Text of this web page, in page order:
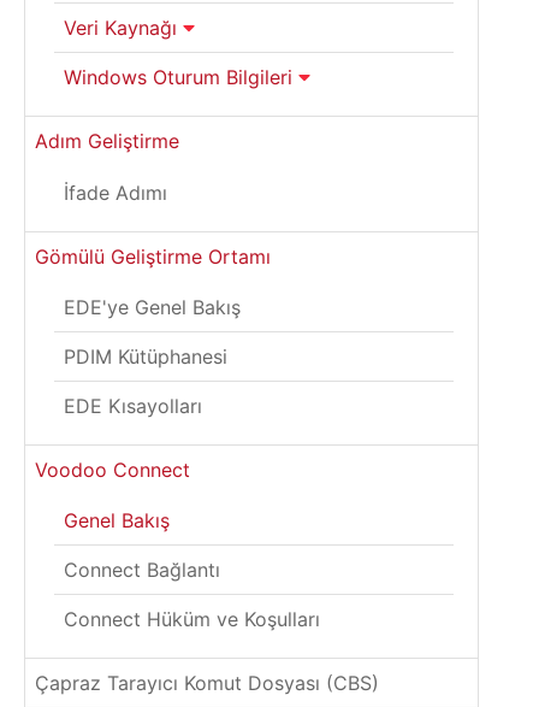
Veri Kaynağı
Windows Oturum Bilgileri
Adım Geliştirme
İfade Adımı
Gömülü Geliştirme Ortamı
EDE'ye Genel Bakış
PDIM Kütüphanesi
EDE Kısayolları
Voodoo Connect
Genel Bakış
Connect Bağlantı
Connect Hüküm ve Koşulları
Çapraz Tarayıcı Komut Dosyası (CBS)